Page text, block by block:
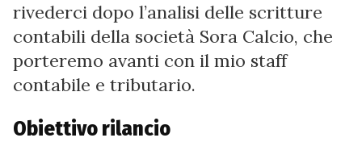
rivederci dopo l’analisi delle scritture
contabili della società Sora Calcio, che
porteremo avanti con il mio staff
contabile e tributario.
Obiettivo rilancio